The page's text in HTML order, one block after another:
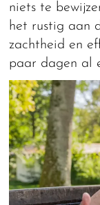
niets te
het rustig aan
zachtheid en
paar dagen al